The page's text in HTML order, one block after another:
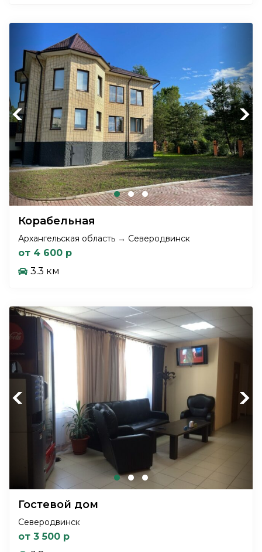
Previous Next
Корабельная
Архангельская область → Северодвинск
от 4 600 р
3.3 км
Previous Next
Гостевой дом
Северодвинск
от 3 500 р